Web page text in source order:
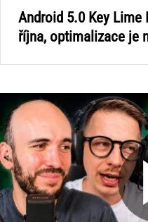
Android 5.0 Key
října, optimalizace je